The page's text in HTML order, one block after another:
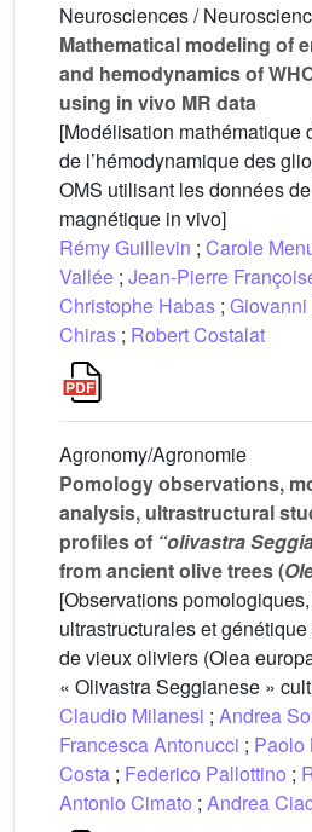
Neurosciences /
Mathematical modeling of
and hemodynamics of
using in vivo MR data
[Modélisation mathématique
de l’hémodynamique des
OMS utilisant les données
magnétique in vivo]
Rémy Guillevin ; Carole
Vallée ; Jean-Pierre
Christophe Habas ; Giovanni
Chiras ; Robert Costalat
Agronomy/Agronomie
Pomology observations,
analysis, ultrastructural
profiles of “olivastra
from ancient olive trees (
[Observations
ultrastructurales et
de vieux oliviers (Olea
« Olivastra Seggianese »
Claudio Milanesi ; Andrea
Francesca Antonucci ; Paolo
Costa ; Federico Pallottino ;
Antonio Cimato ; Andrea